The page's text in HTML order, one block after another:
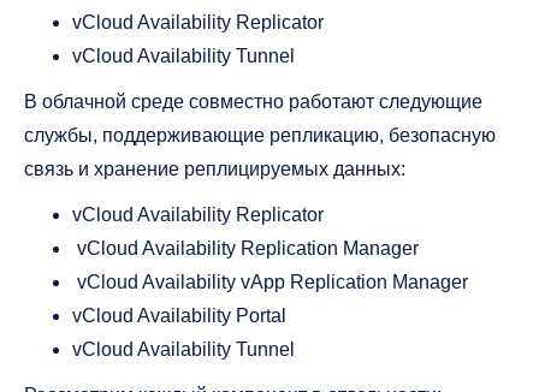
vCloud Availability Replicator
vCloud Availability Tunnel
В облачной среде совместно работают следующие
службы, поддерживающие репликацию, безопасную
связь и хранение реплицируемых данных:
vCloud Availability Replicator
vCloud Availability Replication Manager
vCloud Availability vApp Replication Manager
vCloud Availability Portal
vCloud Availability Tunnel